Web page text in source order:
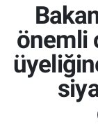
önemli